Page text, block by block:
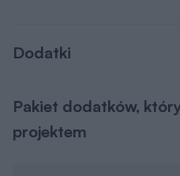
Dodatki
Pakiet dodatków,
projektem